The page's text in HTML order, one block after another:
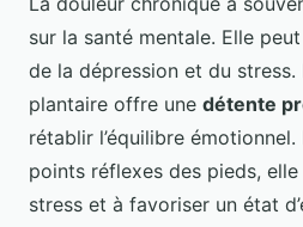
sur la santé mentale. Elle
de la dépression et du
plantaire offre une détente
rétablir l’équilibre
points réflexes des pieds,
stress et à favoriser un état